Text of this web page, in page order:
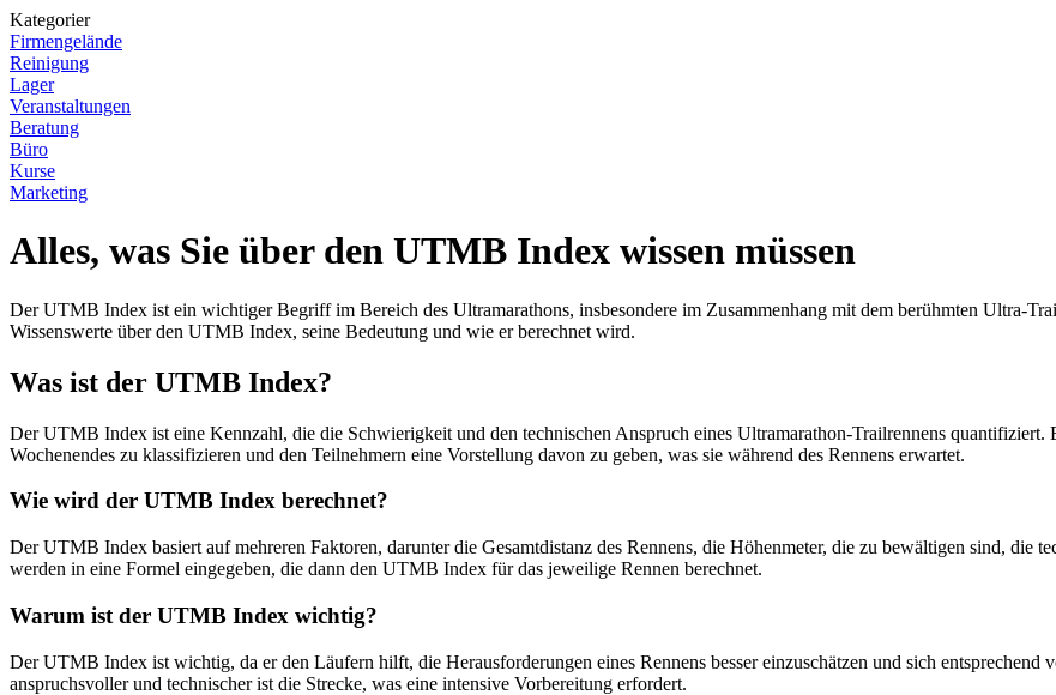
Kategorier
Firmengelände
Reinigung
Lager
Veranstaltungen
Beratung
Büro
Kurse
Marketing
Alles, was Sie über den UTMB Index wissen müssen
Der UTMB Index ist ein wichtiger Begriff im Bereich des Ultramarathons, insbesondere im Zusammenhang mit dem berühmten Ultra-
Wissenswerte über den UTMB Index, seine Bedeutung und wie er berechnet wird.
Was ist der UTMB Index?
Der UTMB Index ist eine Kennzahl, die die Schwierigkeit und den technischen Anspruch eines Ultramarathon-Trailrennens
Wochenendes zu klassifizieren und den Teilnehmern eine Vorstellung davon zu geben, was sie während des Rennens erwartet.
Wie wird der UTMB Index berechnet?
Der UTMB Index basiert auf mehreren Faktoren, darunter die Gesamtdistanz des Rennens, die Höhenmeter, die zu bewältigen sind, die
werden in eine Formel eingegeben, die dann den UTMB Index für das jeweilige Rennen berechnet.
Warum ist der UTMB Index wichtig?
Der UTMB Index ist wichtig, da er den Läufern hilft, die Herausforderungen eines Rennens besser einzuschätzen und sich entsprechend
anspruchsvoller und technischer ist die Strecke, was eine intensive Vorbereitung erfordert.